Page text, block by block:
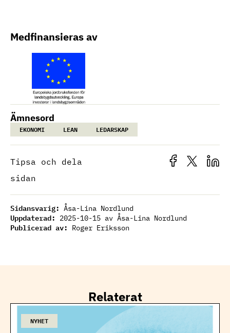
Medfinansieras av
Ämnesord
EKONOMI LEAN LEDARSKAP
Tipsa och dela
sidan
Sidansvarig: Åsa-Lina Nordlund
Uppdaterad: 2025-10-15 av Åsa-Lina Nordlund
Publicerad av: Roger Eriksson
Relaterat
NYHET